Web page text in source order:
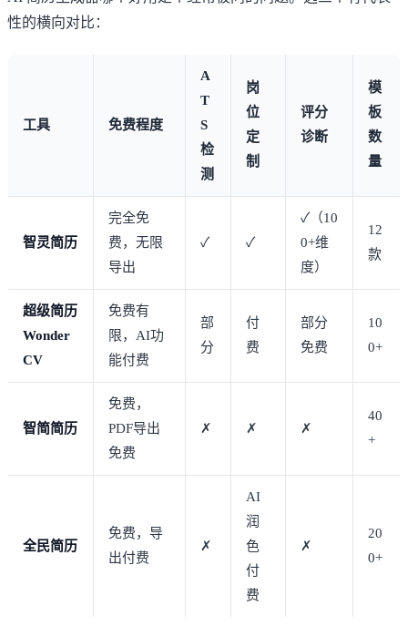
性的横向对比：
工具 免费程度
A
T
S
检
测
岗
位
定
制
评分
诊断
模
板
数
量
智灵简历
完全免
费，无限
导出
✓ ✓
✓（10
0+维
度）
12
款
超级简历
Wonder
CV
免费有
限，AI功
能付费
部
分
付
费
部分
免费
10
0+
智简简历
免费，
PDF导出
免费
✗ ✗ ✗
40
+
全民简历
免费，导
出付费
✗
AI
润
色
付
费
✗
20
0+